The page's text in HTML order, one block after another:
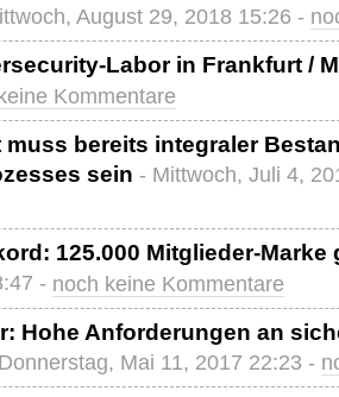
August 29, 2018 15:26 -
Labor in Frankfurt /
Kommentare
muss bereits integraler
sein - Mittwoch, Juli 4,
125.000 Mitglieder-Marke
- noch keine Kommentare
Hohe Anforderungen an
Mai 11, 2017 22:23 -